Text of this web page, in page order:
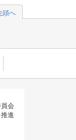
頭へ
会
進